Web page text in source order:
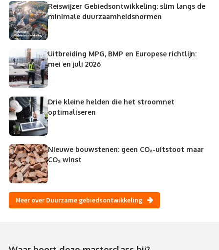
Reiswijzer Gebiedsontwikkeling: slim langs de
minimale duurzaamheidsnormen
Uitbreiding MPG, BMP en Europese richtlijn:
mei en juli 2026
Drie kleine helden die het stroomnet
optimaliseren
Nieuwe bouwstenen: geen CO₂-uitstoot maar
CO₂ winst
Meer over Duurzame gebiedsontwikkeling